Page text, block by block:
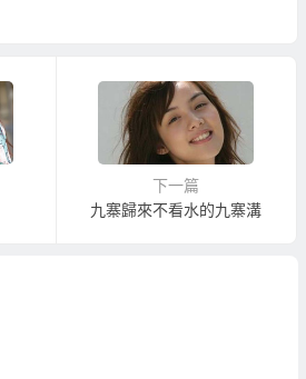
下一篇
九寨歸來不看水的九寨溝